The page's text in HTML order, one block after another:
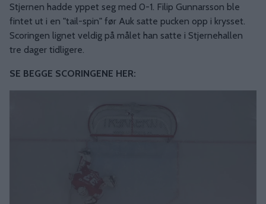
Stjernen hadde yppet seg med 0-1. Filip Gunnarsson ble
fintet ut i en "tail-spin" før Auk satte pucken opp i krysset.
Scoringen lignet veldig på målet han satte i Stjernehallen
tre dager tidligere.
SE BEGGE SCORINGENE HER: